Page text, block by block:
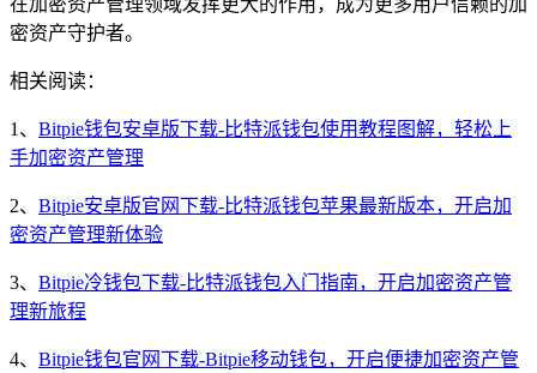
密资产守护者。
相关阅读：
1、 Bitpie钱包安卓版下载-比特派钱包使用教程图解，轻松上
手加密资产管理
2、 Bitpie安卓版官网下载-比特派钱包苹果最新版本，开启加
密资产管理新体验
3、 Bitpie冷钱包下载-比特派钱包入门指南，开启加密资产管
理新旅程
4、 Bitpie钱包官网下载-Bitpie移动钱包，开启便捷加密资产管